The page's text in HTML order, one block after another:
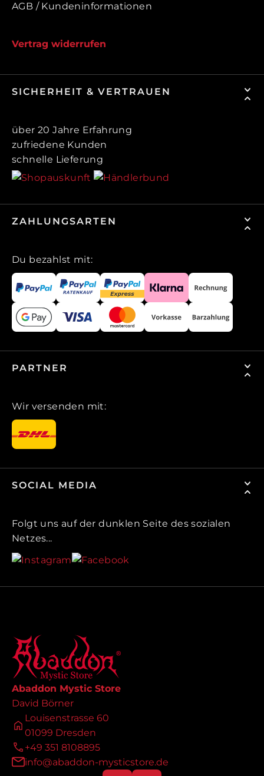
AGB / Kundeninformationen
Vertrag widerrufen
SICHERHEIT & VERTRAUEN
über 20 Jahre Erfahrung
zufriedene Kunden
schnelle Lieferung
ZAHLUNGSARTEN
Du bezahlst mit:
PARTNER
Wir versenden mit:
SOCIAL MEDIA
Folgt uns auf der dunklen Seite des sozialen
Netzes...
Abaddon Mystic Store
David Börner
Louisenstrasse 60
01099 Dresden
+49 351 8108895
info@abaddon-mysticstore.de